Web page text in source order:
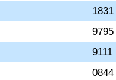
1831
9795
9111
0844